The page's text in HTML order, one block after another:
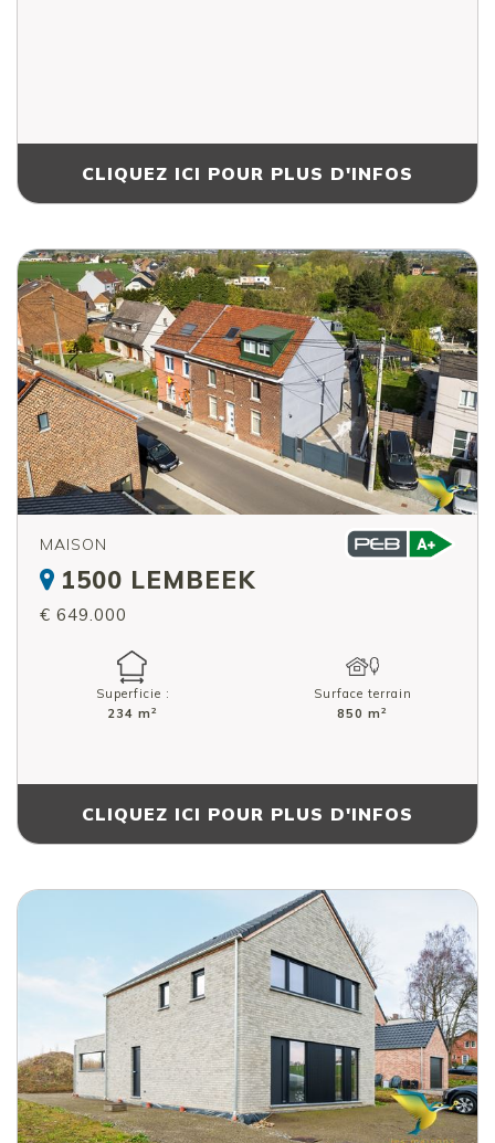
CLIQUEZ ICI POUR PLUS D'INFOS
MAISON
1500 LEMBEEK
€ 649.000
Superficie :
234 m 2
Surface terrain
850 m 2
CLIQUEZ ICI POUR PLUS D'INFOS